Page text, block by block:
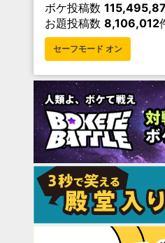
ボケ投稿数
お題投稿数 8,106,012
セーフモード オン